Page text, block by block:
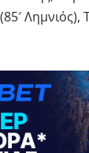
Λημνιός),